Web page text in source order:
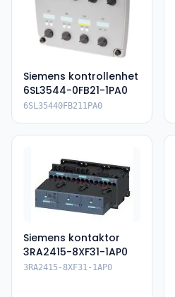
Siemens kontrollenhet
6SL3544-0FB21-1PA0
6SL35440FB211PA0
Siemens kontaktor
3RA2415-8XF31-1AP0
3RA2415-8XF31-1AP0